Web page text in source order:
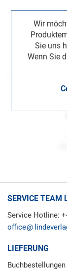
Wir
Sie uns
Wenn Sie
SERVICE TEAM
Service Hotline:
office
LIEFERUNG